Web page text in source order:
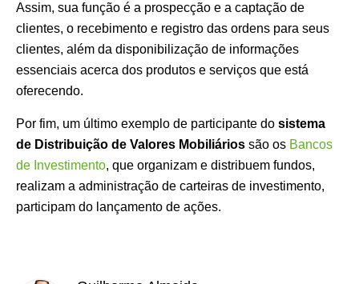
Assim, sua função é a prospecção e a captação de
clientes, o recebimento e registro das ordens para seus
clientes, além da disponibilização de informações
essenciais acerca dos produtos e serviços que está
oferecendo.
Por fim, um último exemplo de participante do sistema
de Distribuição de Valores Mobiliários são os Bancos
de Investimento, que organizam e distribuem fundos,
realizam a administração de carteiras de investimento,
participam do lançamento de ações.